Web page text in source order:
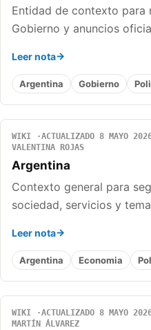
Entidad de contexto para
Gobierno y anuncios
Leer nota
Argentina Gobierno
WIKI ACTUALIZADO 8 MAYO
VALENTINA ROJAS
Argentina
Contexto general para
sociedad, servicios y
Leer nota
Argentina Economia
WIKI ACTUALIZADO 8 MAYO
MARTÍN ÁLVAREZ